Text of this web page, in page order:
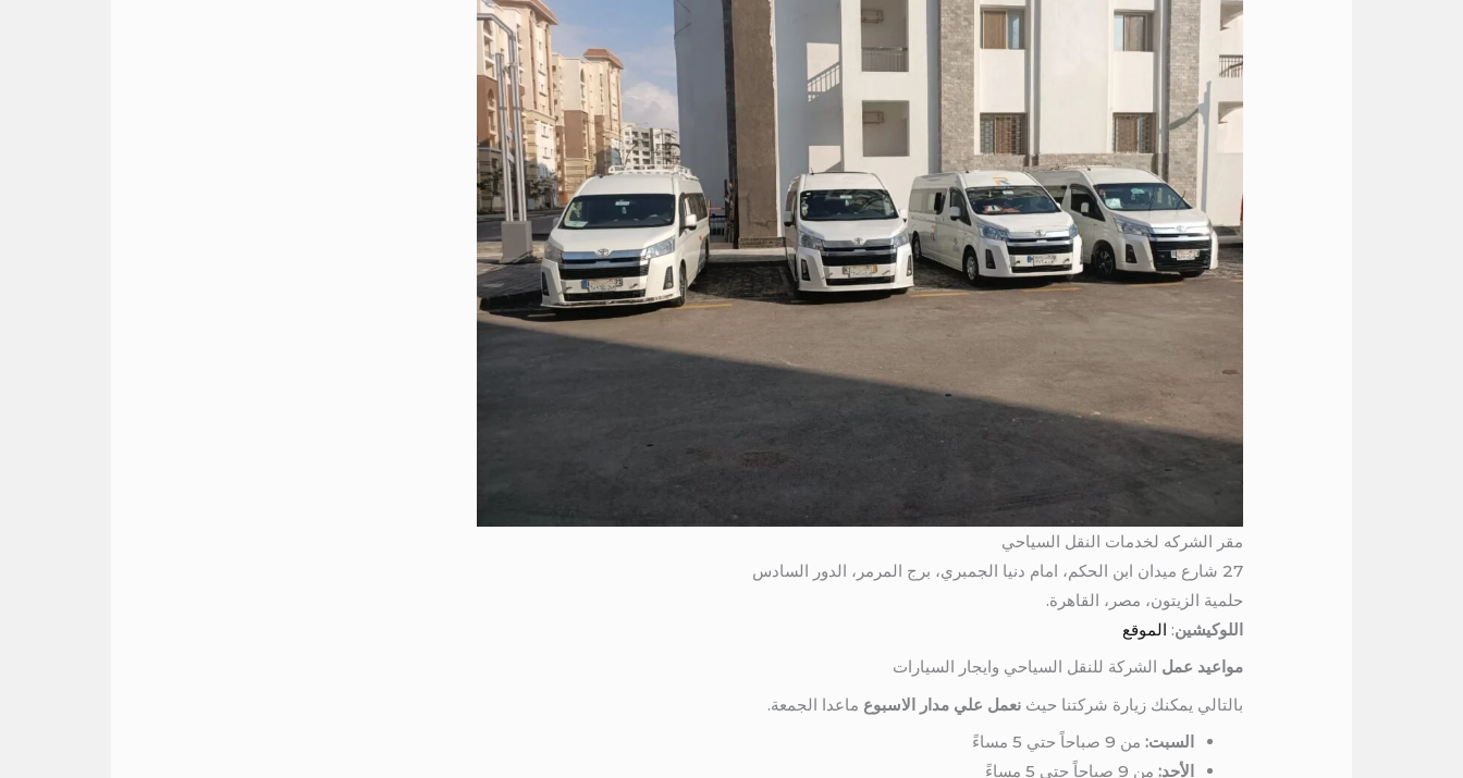
مقر الشركه لخدمات النقل السياحي
27 شارع ميدان ابن الحكم، امام دنيا الجمبري، برج المرمر، الدور السادس
حلمية الزيتون، مصر، القاهرة.
اللوكيشين: الموقع
مواعيد عمل الشركة للنقل السياحي وايجار السيارات
بالتالي يمكنك زيارة شركتنا حيثنعمل علي مدار الاسبوع ماعدا الجمعة.
السبت: من 9 صباحاً حتي 5 مساءً
الأحد: من 9 صباحاً حتي 5 مساءً